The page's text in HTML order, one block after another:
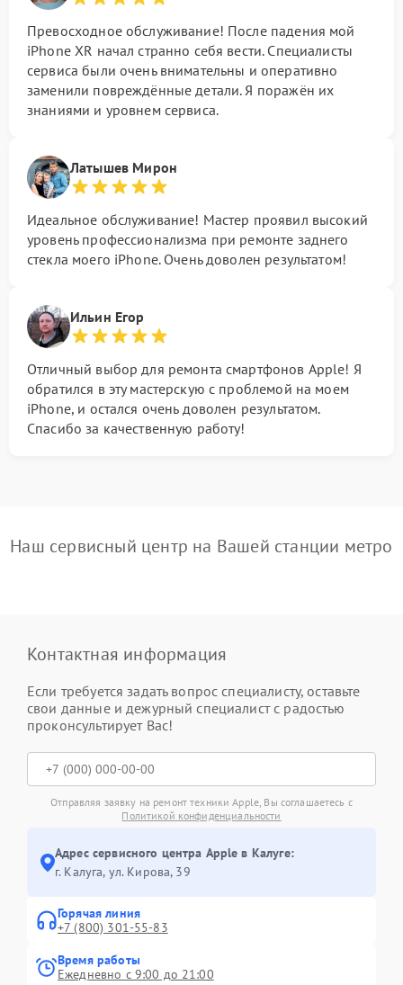
Превосходное обслуживание! После падения мой
iPhone XR начал странно себя вести. Специалисты
сервиса были очень внимательны и оперативно
заменили повреждённые детали. Я поражён их
знаниями и уровнем сервиса.
Латышев Мирон
Идеальное обслуживание! Мастер проявил высокий
уровень профессионализма при ремонте заднего
стекла моего iPhone. Очень доволен результатом!
Ильин Егор
Отличный выбор для ремонта смартфонов Apple! Я
обратился в эту мастерскую с проблемой на моем
iPhone, и остался очень доволен результатом.
Спасибо за качественную работу!
Наш сервисный центр на Вашей станции метро
Контактная информация
Если требуется задать вопрос специалисту, оставьте
свои данные и дежурный специалист с радостью
проконсультирует Вас!
Отправляя заявку на ремонт техники Apple, Вы соглашаетесь с
Политикой конфиденциальности
Адрес сервисного центра Apple в Калуге:
г. Калуга, ул. Кирова, 39
Горячая линия
+7 (800) 301-55-83
Время работы
Ежедневно с 9:00 до 21:00